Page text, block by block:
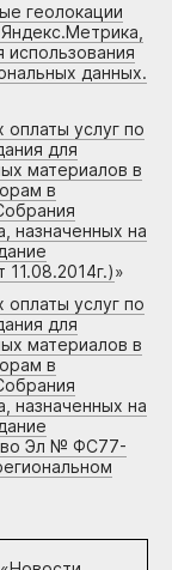
геолокации
использования
данных.
услуг по
для
материалов в
в
назначенных на
»
услуг по
для
материалов в
в
назначенных на
во Эл № ФС77-